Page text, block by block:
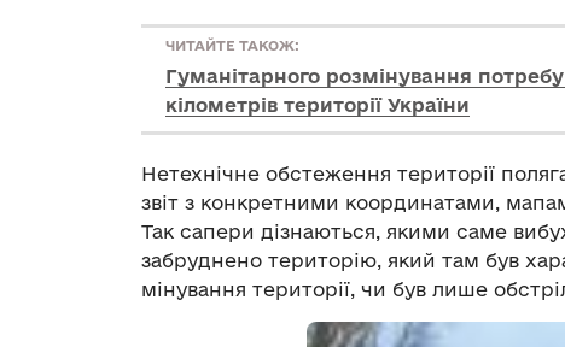
ЧИТАЙТЕ ТАКОЖ:
Гуманітарного розмінування
кілометрів території України
Нетехнічне обстеження території
звіт з конкретними координатами,
Так сапери дізнаються, якими саме
забруднено територію, який там був
мінування території, чи був лише